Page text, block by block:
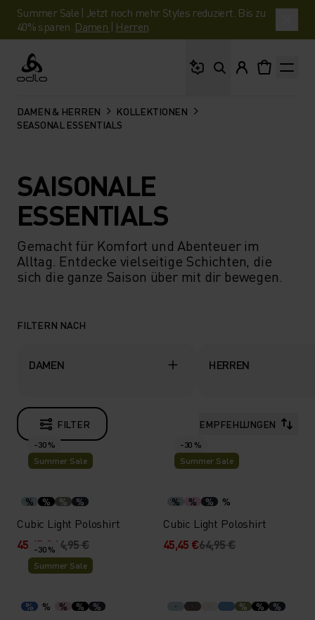
Summer Sale | Jetzt noch mehr Styles reduziert. Bis zu
40% sparen. Damen | Herren
Odlo
DAMEN & HERREN
KOLLEKTIONEN
SEASONAL ESSENTIALS
SAISONALE
ESSENTIALS
Gemacht für Komfort und Abenteuer im
Alltag. Entdecke vielseitige Schichten, die
sich die ganze Saison über mit dir bewegen.
FILTERN NACH
DAMEN HERREN
FILTER EMPFEHLUNGEN
-30 %
Summer Sale
% % % %
Cubic Light Poloshirt
45,45 €64,95 €
-30 %
Summer Sale
% % % %
Cubic Light Poloshirt
45,45 €64,95 €
-30 %
Summer Sale
% % % % % % % %